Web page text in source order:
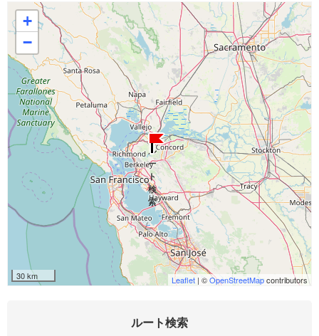
+
−
30 km Leaflet | ©OpenStreetMapcontributors
ルート検索